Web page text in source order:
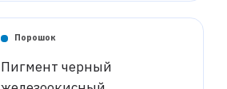
Порошок
Пигмент черный